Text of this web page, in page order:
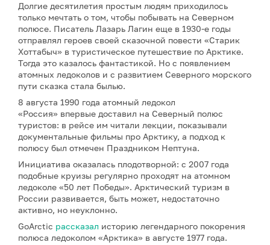
Долгие десятилетия простым людям приходилось
только мечтать о том, чтобы побывать на Северном
полюсе. Писатель Лазарь Лагин еще в 1930-е годы
отправлял героев своей сказочной повести «Старик
Хоттабыч» в туристическое путешествие по Арктике.
Тогда это казалось фантастикой. Но с появлением
атомных ледоколов и с развитием Северного морского
пути сказка стала былью.
8 августа 1990 года атомный ледокол
«Россия» впервые доставил на Северный полюс
туристов: в рейсе им читали лекции, показывали
документальные фильмы про Арктику, а подход к
полюсу был отмечен Праздником Нептуна.
Инициатива оказалась плодотворной: с 2007 года
подобные круизы регулярно проходят на атомном
ледоколе «50 лет Победы». Арктический туризм в
России развивается, быть может, недостаточно
активно, но неуклонно.
GoArctic рассказал историю легендарного покорения
полюса ледоколом «Арктика» в августе 1977 года.